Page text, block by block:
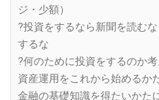
ジ・少額）
?投資をするなら新聞を読む
するな
?何のために投資をするのか
資産運用をこれから始めるか
金融の基礎知識を得たいかた